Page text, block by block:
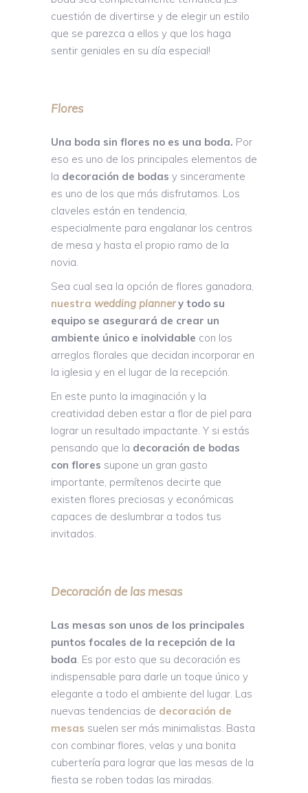
cuestión de divertirse y de elegir un estilo
que se parezca a ellos y que los haga
sentir geniales en su día especial!
Flores
Una boda sin flores no es una boda. Por
eso es uno de los principales elementos de
la decoración de bodas y sinceramente
es uno de los que más disfrutamos. Los
claveles están en tendencia,
especialmente para engalanar los centros
de mesa y hasta el propio ramo de la
novia.
Sea cual sea la opción de flores ganadora,
nuestra wedding plannery todo su
equipo se asegurará de crear un
ambiente único e inolvidable con los
arreglos florales que decidan incorporar en
la iglesia y en el lugar de la recepción.
En este punto la imaginación y la
creatividad deben estar a flor de piel para
lograr un resultado impactante. Y si estás
pensando que la decoración de bodas
con flores supone un gran gasto
importante, permítenos decirte que
existen flores preciosas y económicas
capaces de deslumbrar a todos tus
invitados.
Decoración de las mesas
Las mesas son unos de los principales
puntos focales de la recepción de la
boda. Es por esto que su decoración es
indispensable para darle un toque único y
elegante a todo el ambiente del lugar. Las
nuevas tendencias de decoración de
mesas suelen ser más minimalistas. Basta
con combinar flores, velas y una bonita
cubertería para lograr que las mesas de la
fiesta se roben todas las miradas.